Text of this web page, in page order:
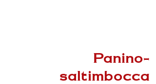
Panino-
saltimbocca